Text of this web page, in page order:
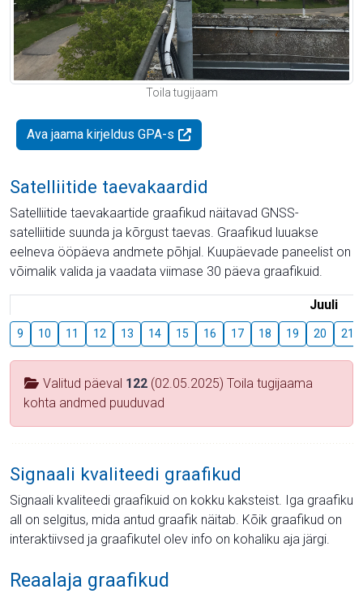
Toila tugijaam
Ava jaama kirjeldus GPA-s
Satelliitide taevakaardid
Satelliitide taevakaartide graafikud näitavad GNSS-
satelliitide suunda ja kõrgust taevas. Graafikud luuakse
eelneva ööpäeva andmete põhjal. Kuupäevade paneelist on
võimalik valida ja vaadata viimase 30 päeva graafikuid.
Juuli
9 10 11 12 13 14 15 16 17 18 19 20 21
Valitud päeval 122 (02.05.2025) Toila tugijaama
kohta andmed puuduvad
Signaali kvaliteedi graafikud
Signaali kvaliteedi graafikuid on kokku kaksteist. Iga graafiku
all on selgitus, mida antud graafik näitab. Kõik graafikud on
interaktiivsed ja graafikutel olev info on kohaliku aja järgi.
Reaalaja graafikud